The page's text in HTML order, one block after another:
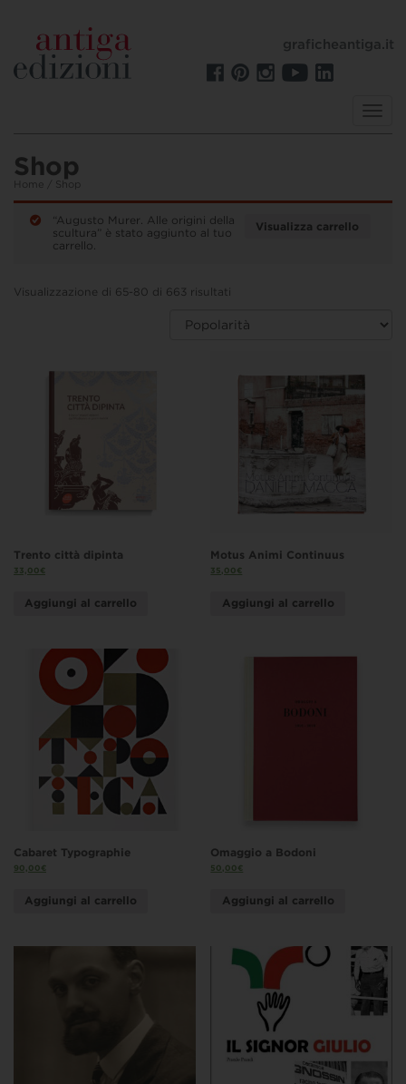
graficheantiga.it
Shop
Home / Shop
Visualizza carrello
“Augusto Murer. Alle origini della
scultura” è stato aggiunto al tuo
carrello.
Visualizzazione di 65-80 di 663 risultati
Trento città dipinta
33,00€
Aggiungi al carrello
Motus Animi Continuus
35,00€
Aggiungi al carrello
Cabaret Typographie
90,00€
Aggiungi al carrello
Omaggio a Bodoni
50,00€
Aggiungi al carrello